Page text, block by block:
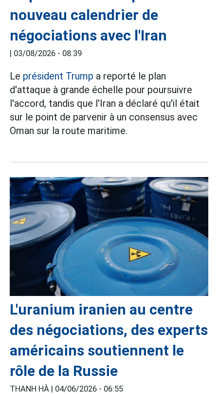
nouveau calendrier de
négociations avec l'Iran
| 03/08/2026 - 08:39
Le président Trump a reporté le plan
d'attaque à grande échelle pour poursuivre
l'accord, tandis que l'Iran a déclaré qu'il était
sur le point de parvenir à un consensus avec
Oman sur la route maritime.
L'uranium iranien au centre
des négociations, des experts
américains soutiennent le
rôle de la Russie
THANH HÀ | 04/06/2026 - 06:55